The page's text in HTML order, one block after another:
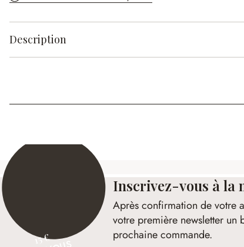
Description
15 €
Inscrivez-vous à la
Après confirmation de votre
votre première newsletter un
prochaine commande.